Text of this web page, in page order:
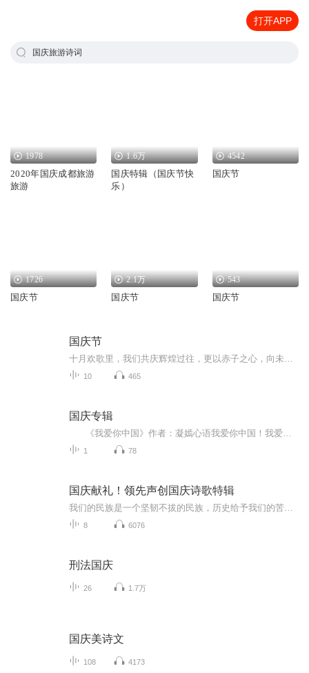
打开APP
国庆旅游诗词
1978
2020年国庆成都旅游
旅游
1.6万
国庆特辑（国庆节快
乐）
4542
国庆节
1726
国庆节
2.1万
国庆节
543
国庆节
国庆节
10 465
国庆专辑
1 78
国庆献礼！领先声创国庆诗歌特辑
8 6076
刑法国庆
26 1.7万
国庆美诗文
108 4173